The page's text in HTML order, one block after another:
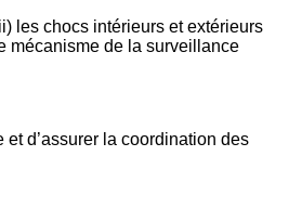
les chocs intérieurs et extérieurs
mécanisme de la surveillance
d’assurer la coordination des